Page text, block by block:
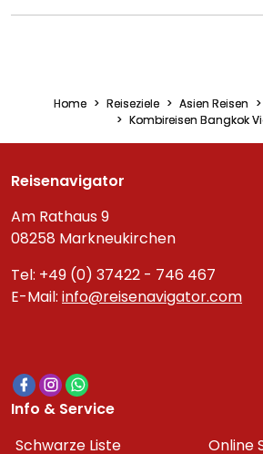
Home Reiseziele Asien Reisen
Kombireisen Bangkok
Reisenavigator
Am Rathaus 9
08258 Markneukirchen
Tel: +49 (0) 37422 - 746 467
E-Mail: info@reisenavigator.com
Info & Service
Schwarze Liste
Online